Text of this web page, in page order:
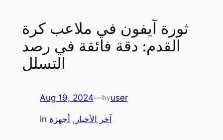
ثورة آيفون في ملاعب كرة
القدم: دقة فائقة في رصد
التسلل
Aug 19, 2024—byuser
in آخر الأخبار , أجهزة